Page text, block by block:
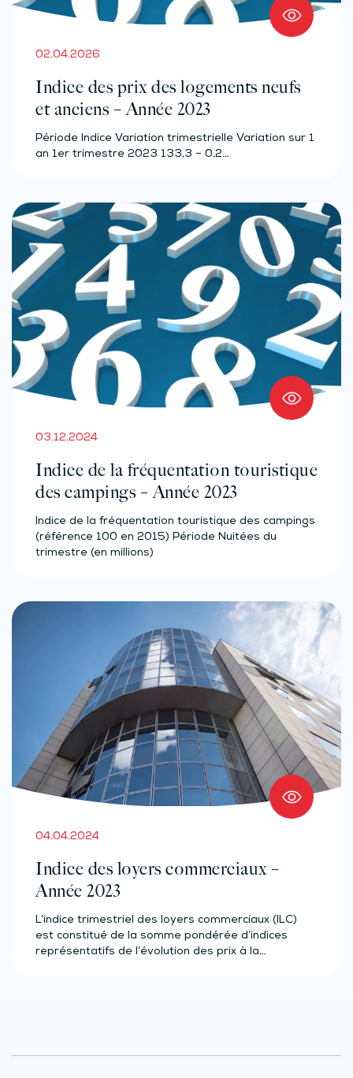
02.04.2026
Indice des prix des logements neufs
et anciens – Année 2023
Période Indice Variation trimestrielle Variation sur 1
an 1er trimestre 2023 133,3 – 0,2…
03.12.2024
Indice de la fréquentation touristique
des campings – Année 2023
Indice de la fréquentation touristique des campings
(référence 100 en 2015) Période Nuitées du
trimestre (en millions)
04.04.2024
Indice des loyers commerciaux –
Année 2023
L’indice trimestriel des loyers commerciaux (ILC)
est constitué de la somme pondérée d’indices
représentatifs de l’évolution des prix à la…